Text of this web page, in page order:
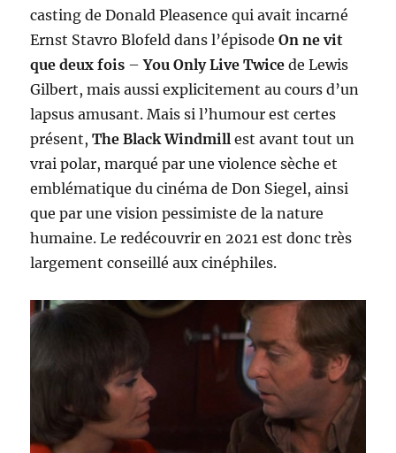
casting de Donald Pleasence qui avait incarné
Ernst Stavro Blofeld dans l’épisodeOn ne vit
que deux fois – You Only Live Twice de Lewis
Gilbert, mais aussi explicitement au cours d’un
lapsus amusant. Mais si l’humour est certes
présent,The Black Windmill est avant tout un
vrai polar, marqué par une violence sèche et
emblématique du cinéma de Don Siegel, ainsi
que par une vision pessimiste de la nature
humaine. Le redécouvrir en 2021 est donc très
largement conseillé aux cinéphiles.